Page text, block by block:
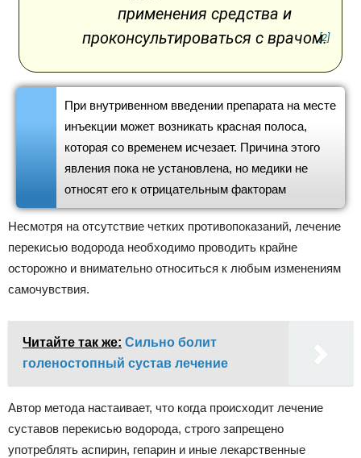
применения средства и
проконсультироваться с врачом.
[2]
При внутривенном введении препарата на месте
инъекции может возникать красная полоса,
которая со временем исчезает. Причина этого
явления пока не установлена, но медики не
относят его к отрицательным факторам
Несмотря на отсутствие четких противопоказаний, лечение
перекисью водорода необходимо проводить крайне
осторожно и внимательно относиться к любым изменениям
самочувствия.
Читайте так же: Сильно болит
голеностопный сустав лечение
Автор метода настаивает, что когда происходит лечение
суставов перекисью водорода, строго запрещено
употреблять аспирин, гепарин и иные лекарственные